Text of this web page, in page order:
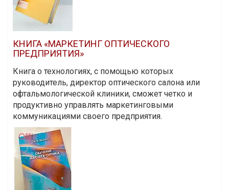
КНИГА «МАРКЕТИНГ ОПТИЧЕСКОГО
ПРЕДПРИЯТИЯ»
Книга о технологиях, с помощью которых
руководитель, директор оптического салона или
офтальмологической клиники, сможет четко и
продуктивно управлять маркетинговыми
коммуникациями своего предприятия.